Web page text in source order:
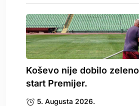
Koševo nije dobilo
start Premijer.
5. Augusta 2026.